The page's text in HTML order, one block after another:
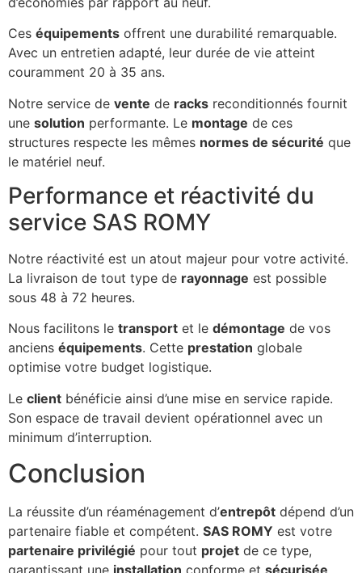
Ces équipements offrent une durabilité remarquable.
Avec un entretien adapté, leur durée de vie atteint
couramment 20 à 35 ans.
Notre service de vente de racks reconditionnés fournit
une solution performante. Le montage de ces
structures respecte les mêmes normes de sécurité que
le matériel neuf.
Performance et réactivité du
service SAS ROMY
Notre réactivité est un atout majeur pour votre activité.
La livraison de tout type de rayonnage est possible
sous 48 à 72 heures.
Nous facilitons le transport et le démontage de vos
anciens équipements. Cette prestation globale
optimise votre budget logistique.
Le client bénéficie ainsi d’une mise en service rapide.
Son espace de travail devient opérationnel avec un
minimum d’interruption.
Conclusion
La réussite d’un réaménagement d’entrepôt dépend d’un
partenaire fiable et compétent. SAS ROMY est votre
partenaire privilégié pour tout projet de ce type,